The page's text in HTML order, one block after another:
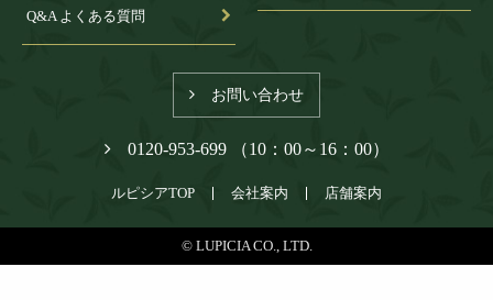
Q&A よくある質問
お問い合わせ
0120-953-699 （10：00～16：00）
ルピシアTOP 会社案内 店舗案内
© LUPICIA CO., LTD.